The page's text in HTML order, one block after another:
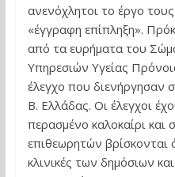
ανενόχλητοι το έργο
«έγγραφη επίπληξη».
από τα ευρήματα του
Υπηρεσιών Υγείας
έλεγχο που διενήργησαν
Β. Ελλάδας. Οι έλεγχοι
περασμένο καλοκαίρι
επιθεωρητών βρίσκονται
κλινικές των δημόσιων